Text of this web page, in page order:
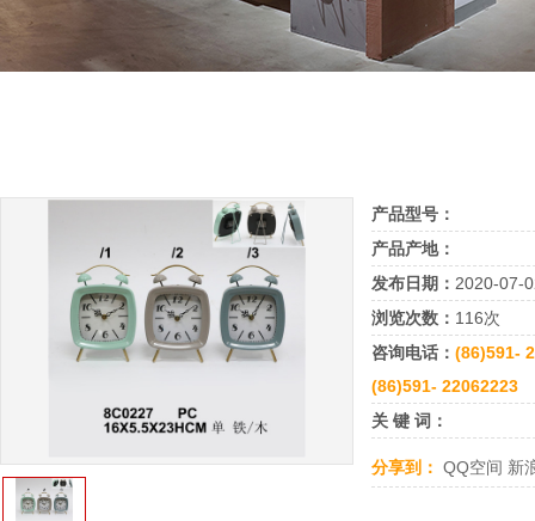
产品型号：
产品产地：
发布日期： 2020-07-
浏览次数： 116次
咨询电话： (86)591-
(86)591- 22062223
关 键 词：
分享到： QQ空间 新